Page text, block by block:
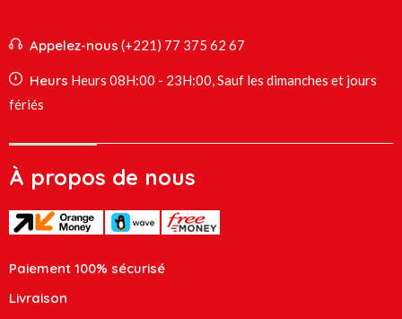
Appelez-nous (+221) 77 375 62 67
Heurs Heurs 08H:00 - 23H:00, Sauf les dimanches et jours
fériés
À propos de nous
Paiement 100% sécurisé
Livraison